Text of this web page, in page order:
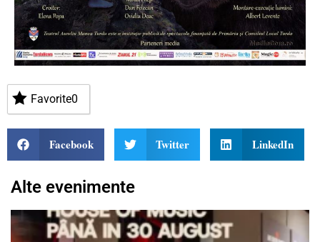
Favorite0
Facebook Twitter LinkedIn
Alte evenimente